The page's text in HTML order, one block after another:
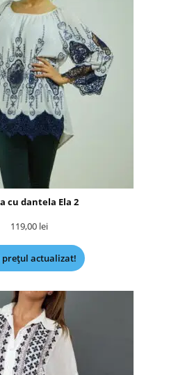
cu dantela Ela 2
119,00 lei
prețul actualizat!